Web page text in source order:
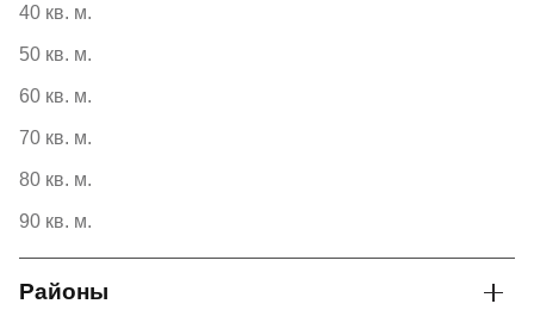
40 кв. м.
50 кв. м.
60 кв. м.
70 кв. м.
80 кв. м.
90 кв. м.
Районы